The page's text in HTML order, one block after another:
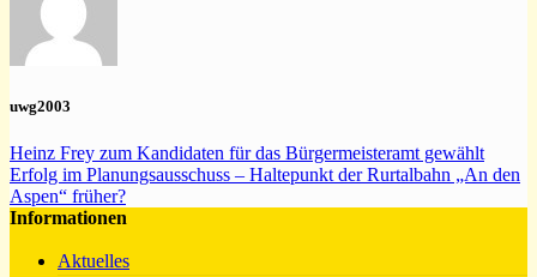
uwg2003
Heinz Frey zum Kandidaten für das Bürgermeisteramt gewählt
Erfolg im Planungsausschuss – Haltepunkt der Rurtalbahn „An den
Aspen“ früher?
Informationen
Aktuelles